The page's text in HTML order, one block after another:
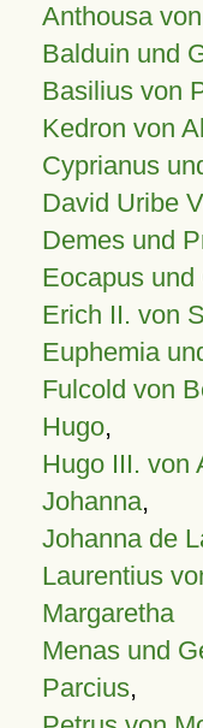
Anthousa
Balduin und
Basilius von
Kedron von
Cyprianus
David Uribe
Demes und
Eocapus und
Erich II. von
Euphemia
Fulcold von
Hugo,
Hugo III. von
Johanna,
Johanna de
Laurentius
Margaretha
Menas und
Parcius,